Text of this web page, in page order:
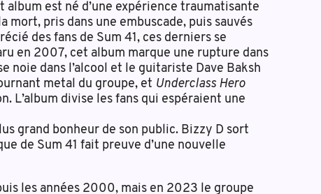
est né d’une expérience traumatisante
mort, pris dans une embuscade, puis sauvés
des fans de Sum 41, ces derniers se
en 2007, cet album marque une rupture dans
noie dans l’alcool et le guitariste Dave Baksh
metal du groupe, et Underclass Hero
L’album divise les fans qui espéraient une
grand bonheur de son public. Bizzy D sort
de Sum 41 fait preuve d’une nouvelle
les années 2000, mais en 2023 le groupe